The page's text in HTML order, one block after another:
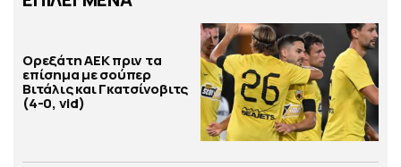
Ορεξάτη ΑΕΚ πριν τα
επίσημα με σούπερ
Βιτάλις και Γκατσίνοβιτς
(4-0, vid)